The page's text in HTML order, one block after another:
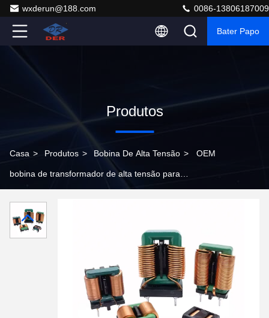
wxderun@188.com 0086-13806187009
Bater Papo
Produtos
Casa > Produtos > Bobina De Alta Tensão > OEM
bobina de transformador de alta tensão para